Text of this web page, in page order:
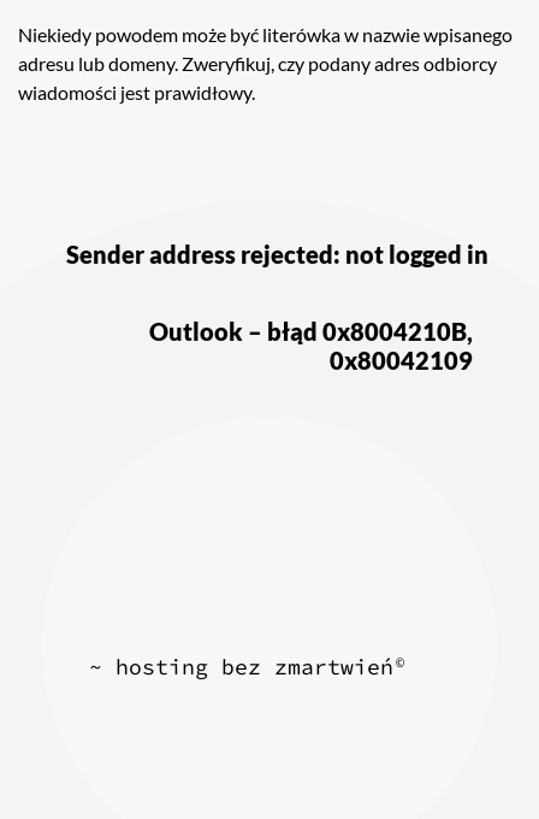
Niekiedy powodem może być literówka w nazwie wpisanego
adresu lub domeny. Zweryfikuj, czy podany adres odbiorcy
wiadomości jest prawidłowy.
wpisuSender address rejected: not logged in
Outlook – błąd 0x8004210B,
0x80042109
~ hosting bez zmartwień
©